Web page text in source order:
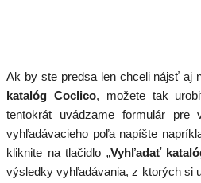
Ak by ste predsa len chceli nájsť aj
katalóg Coclico, možete tak
tentokrát uvádzame formulár pre
vyhľadávacieho poľa napíšte
kliknite na tlačidlo „Vyhľadať
výsledky vyhľadávania, z ktorých si